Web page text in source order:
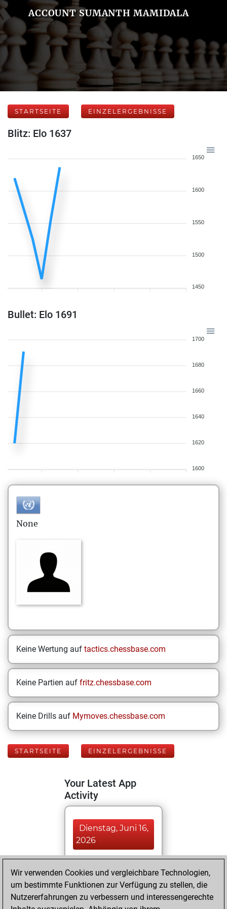
ACCOUNT SUMANTH MAMIDALA
STARTSEITE EINZELERGEBNISSE
Blitz: Elo 1637
1650
1600
1550
1500
1450
Bullet: Elo 1691
1700
1680
1660
1640
1620
1600
None
Keine Wertung auf tactics.chessbase.com
Keine Partien auf fritz.chessbase.com
Keine Drills auf Mymoves.chessbase.com
STARTSEITE EINZELERGEBNISSE
Your Latest App
Activity
Dienstag, Juni 16,
2026
You played 1
bullet games
Play
You scored +1
=0 -0 in bullet
Wir verwenden Cookies und vergleichbare Technologien,
um bestimmte Funktionen zur Verfügung zu stellen, die
Nutzererfahrungen zu verbessern und interessengerechte